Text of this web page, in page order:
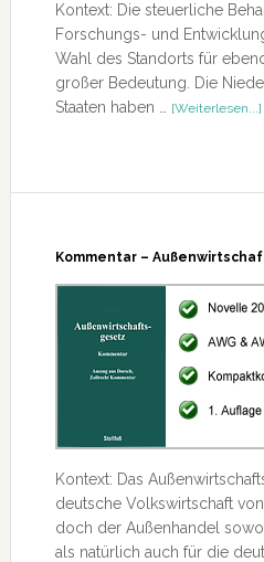
Kontext: Die steuerliche
Forschungs- und
Wahl des Standorts für
großer Bedeutung. Die
Staaten haben …
[Weiterlesen...]
Kommentar –
Kontext: Das
deutsche Volkswirtschaft
doch der Außenhandel
als natürlich auch für die